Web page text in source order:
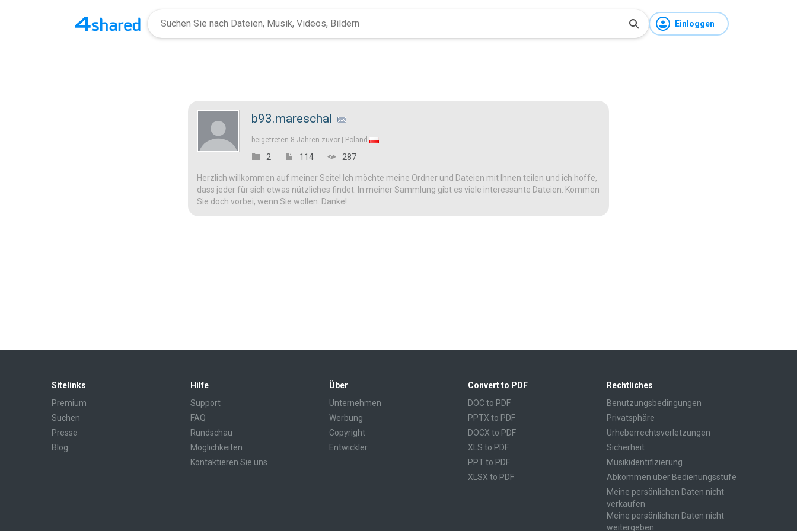
Einloggen
b93.mareschal
beigetreten 8 Jahren zuvor | Poland
2 114 287
Herzlich willkommen auf meiner Seite! Ich möchte meine Ordner und Dateien mit Ihnen teilen und ich hoffe,
dass jeder für sich etwas nützliches findet. In meiner Sammlung gibt es viele interessante Dateien. Kommen
Sie doch vorbei, wenn Sie wollen. Danke!
Sitelinks
Premium
Suchen
Presse
Blog
Hilfe
Support
FAQ
Rundschau
Möglichkeiten
Kontaktieren Sie uns
Über
Unternehmen
Werbung
Copyright
Entwickler
Convert to PDF
DOC to PDF
PPTX to PDF
DOCX to PDF
XLS to PDF
PPT to PDF
XLSX to PDF
Rechtliches
Benutzungsbedingungen
Privatsphäre
Urheberrechtsverletzungen
Sicherheit
Musikidentifizierung
Abkommen über Bedienungsstufe
Meine persönlichen Daten nicht
verkaufen
Meine persönlichen Daten nicht
weitergeben